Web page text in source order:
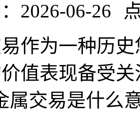
2026-06-26
作为一种历
值表现备受
属交易是什么